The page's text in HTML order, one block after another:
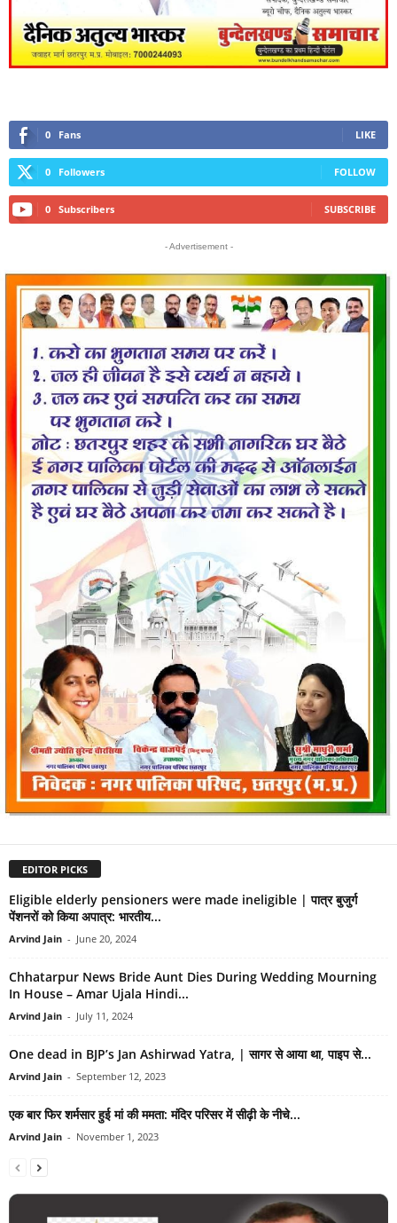
0 Fans LIKE
0 Followers FOLLOW
0 Subscribers SUBSCRIBE
- Advertisement -
EDITOR PICKS
Eligible elderly pensioners were made ineligible | पात्र बुजुर्ग
पेंशनरों को किया अपात्र: भारतीय...
Arvind Jain - June 20, 2024
Chhatarpur News Bride Aunt Dies During Wedding Mourning
In House – Amar Ujala Hindi...
Arvind Jain - July 11, 2024
One dead in BJP’s Jan Ashirwad Yatra, | सागर से आया था, पाइप से...
Arvind Jain - September 12, 2023
एक बार फिर शर्मसार हुई मां की ममता: मंदिर परिसर में सीढ़ी के नीचे...
Arvind Jain - November 1, 2023